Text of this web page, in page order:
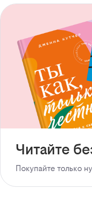
Читайте
Покупайте только